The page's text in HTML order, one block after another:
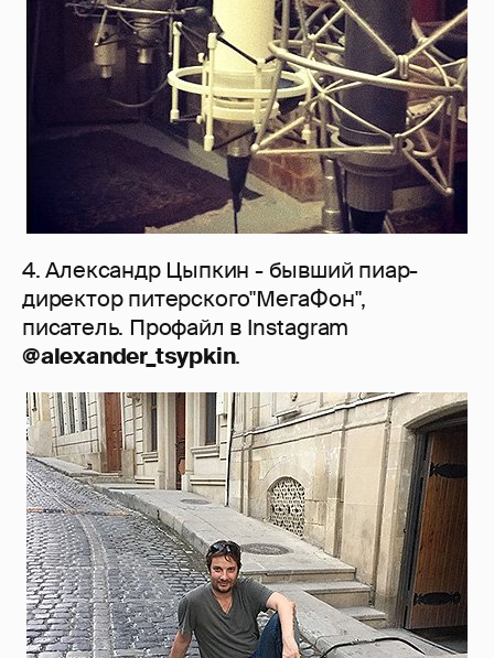
4. Александр Цыпкин - бывший пиар-
директор питерского"МегаФон",
писатель. Профайл в Instagram
@alexander_tsypkin.